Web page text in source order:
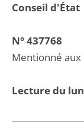
Conseil d'État
N° 437768
Mentionné
Lecture du